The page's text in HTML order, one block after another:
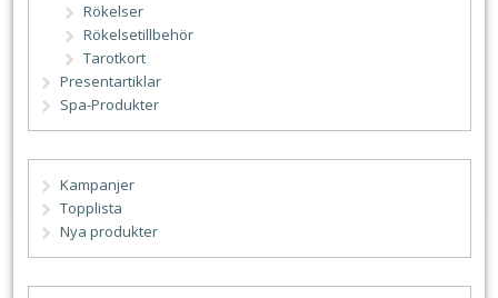
Rökelser
Rökelsetillbehör
Tarotkort
Presentartiklar
Spa-Produkter
Kampanjer
Topplista
Nya produkter